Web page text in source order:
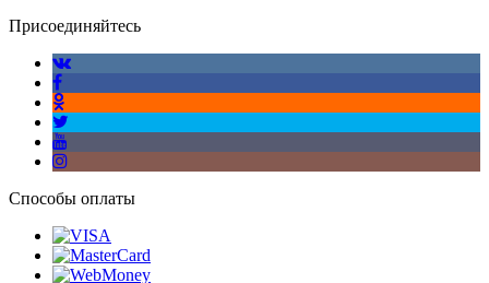
Присоединяйтесь
Способы оплаты